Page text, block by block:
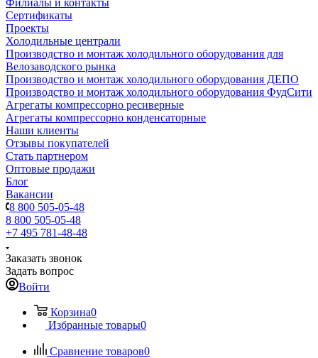
Филиалы и контакты
Сертификаты
Проекты
Холодильные централи
Производство и монтаж холодильного оборудования для
Велозаводского рынка
Производство и монтаж холодильного оборудования ДЕПО
Производство и монтаж холодильного оборудования ФудСити
Агрегаты компрессорно ресиверные
Агрегаты компрессорно конденсаторные
Наши клиенты
Отзывы покупателей
Стать партнером
Оптовые продажи
Блог
Вакансии
8 800 505-05-48
8 800 505-05-48
+7 495 781-48-48
Заказать звонок
Задать вопрос
Войти
Корзина0
Избранные товары0
Сравнение товаров0